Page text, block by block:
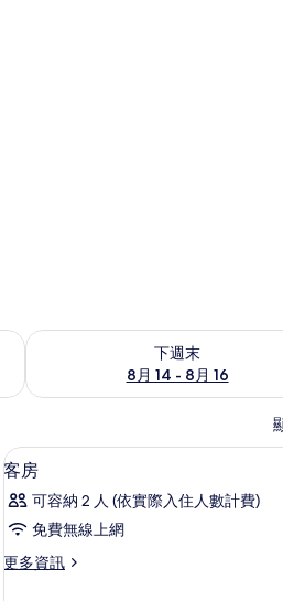
下週末
8月 14 - 8月 16
查看下週末 (8月 14 - 8月 16) 的供
顯
示
客
的
迷你吧
6
客房
可容納 2 人 (依實際入住人數計費)
免費無線上網
更多資訊
更